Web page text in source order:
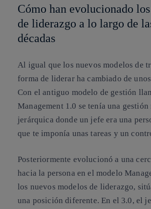
Cómo han evolucionado
de liderazgo a lo largo de
décadas
Al igual que los nuevos modelos de
forma de liderar ha cambiado de
Con el antiguo modelo de gestión
Management 1.0 se tenía una
jerárquica donde un jefe era una
que te imponía unas tareas y un
Posteriormente evolucionó a una
hacia la persona en el modelo
los nuevos modelos de liderazgo,
una posición diferente. En el 3.0, el